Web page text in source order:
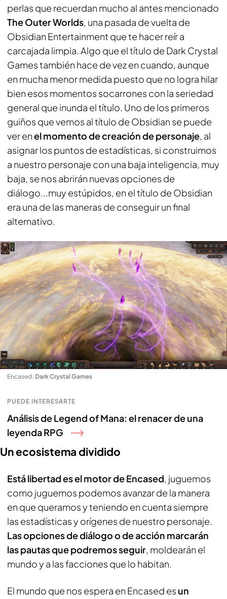
perlas que recuerdan mucho al antes mencionado
The Outer Worlds, una pasada de vuelta de
Obsidian Entertainment que te hacer reír a
carcajada limpia. Algo que el título de Dark Crystal
Games también hace de vez en cuando, aunque
en mucha menor medida puesto que no logra hilar
bien esos momentos socarrones con la seriedad
general que inunda el título. Uno de los primeros
guiños que vemos al título de Obsidian se puede
ver enel momento de creación de personaje, al
asignar los puntos de estadísticas, si construimos
a nuestro personaje con una baja inteligencia, muy
baja, se nos abrirán nuevas opciones de
diálogo...muy estúpidos, en el título de Obsidian
era una de las maneras de conseguir un final
alternativo.
Encased. Dark Crystal Games
PUEDE INTERESARTE
Análisis de Legend of Mana: el renacer de una
leyenda RPG
Un ecosistema dividido
Está libertad es el motor de Encased, juguemos
como juguemos podemos avanzar de la manera
en que queramos y teniendo en cuenta siempre
las estadísticas y orígenes de nuestro personaje.
Las opciones de diálogo o de acción marcarán
las pautas que podremos seguir, moldearán el
mundo y a las facciones que lo habitan.
El mundo que nos espera en Encased es un